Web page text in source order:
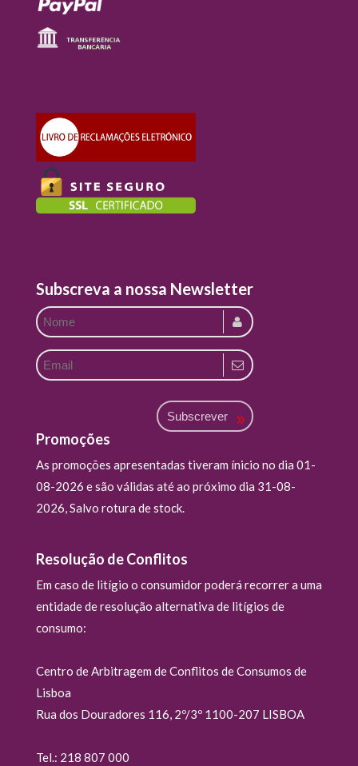
Subscreva a nossa Newsletter
Subscrever
Promoções
As promoções apresentadas tiveram ínicio no dia 01-
08-2026 e são válidas até ao próximo dia 31-08-
2026, Salvo rotura de stock.
Resolução de Conflitos
Em caso de litígio o consumidor poderá recorrer a uma
entidade de resolução alternativa de litígios de
consumo:
Centro de Arbitragem de Conflitos de Consumos de
Lisboa
Rua dos Douradores 116, 2º/3º 1100-207 LISBOA
Tel.: 218 807 000